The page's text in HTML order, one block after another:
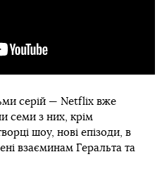
серій — Netflix вже
семи з них, крім
шоу, нові епізоди, в
взаєминам Геральта та